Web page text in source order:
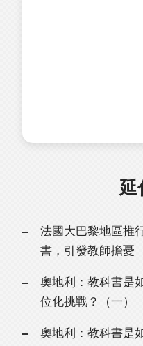
延
法國大巴黎地區推
書，引發教師擔憂
奧地利：教科書是
位化挑戰？（一）
奧地利：教科書是